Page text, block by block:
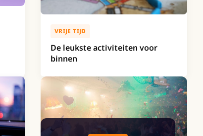
VRIJE TIJD
De leukste activiteiten voor
binnen